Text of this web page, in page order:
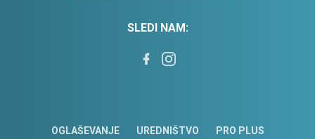
SLEDI NAM:
OGLAŠEVANJE UREDNIŠTVO PRO PLUS